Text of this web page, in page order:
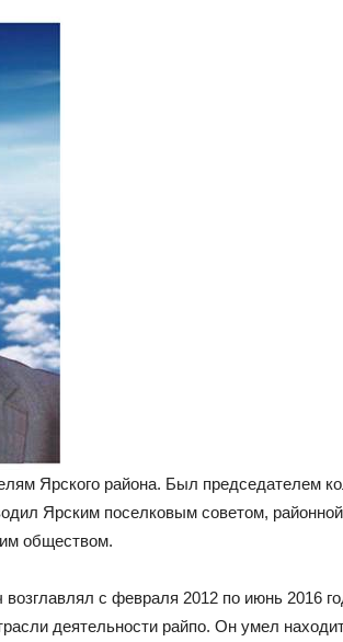
Ярского района. Был председателем
Ярским поселковым советом,
обществом.
с февраля 2012 по июнь 2016
деятельности райпо. Он умел